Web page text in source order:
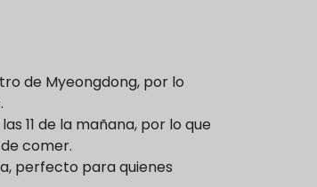
de Myeongdong, por lo
11 de la mañana, por lo que
comer.
perfecto para quienes